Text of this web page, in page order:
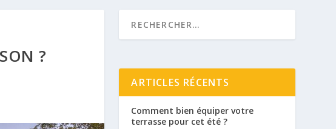
?
ARTICLES RÉCENTS
Comment bien équiper votre
terrasse pour cet été ?